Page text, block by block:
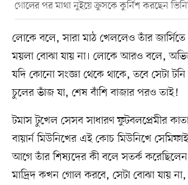
গোলের পর মাথা নুইয়ে ক্রুসকে কুর্নিশ করছেন
লোকে বলে, সারা মাঠ খেললেও তাঁর
ময়লা বোঝা যায় না। লোকে আরও বলে,
যদি কোনো সংজ্ঞা থেকে থাকে, তবে সেটা
চুলের ভাঁজ যা, শেষ বাঁশি বাজার পরও তাই!
টমাস টুখেল সেসব সাধারণ ফুটবলপ্রেমীর
বায়ার্ন মিউনিখের এই কোচ মিউনিখে
আগে তাঁর শিষ্যদের কী বলে সতর্ক
মাদ্রিদ কখন গোল করবে, সেটা বোঝা যায়